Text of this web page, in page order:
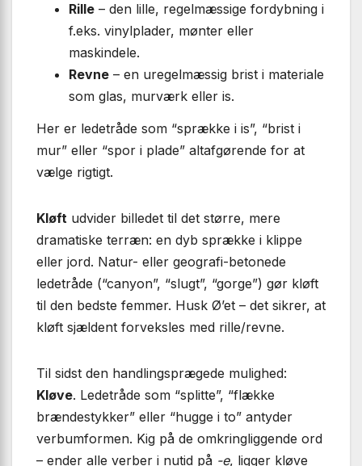
Rille – den lille, regelmæssige fordybning i
f.eks. vinylplader, mønter eller
maskindele.
Revne – en uregelmæssig brist i materiale
som glas, murværk eller is.
Her er ledetråde som “sprække i is”, “brist i
mur” eller “spor i plade” altafgørende for at
vælge rigtigt.
Kløft udvider billedet til det større, mere
dramatiske terræn: en dyb sprække i klippe
eller jord. Natur- eller geografi-betonede
ledetråde (“canyon”, “slugt”, “gorge”) gør kløft
til den bedste femmer. Husk Ø’et – det sikrer, at
kløft sjældent forveksles med rille/revne.
Til sidst den handlingsprægede mulighed:
Kløve. Ledetråde som “splitte”, “flække
brændestykker” eller “hugge i to” antyder
verbumformen. Kig på de omkringliggende ord
– ender alle verber i nutid på -e, ligger kløve